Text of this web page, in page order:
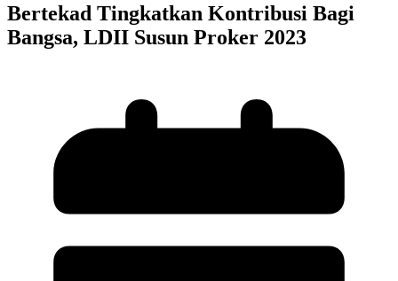
Bertekad Tingkatkan Kontribusi Bagi
Bangsa, LDII Susun Proker 2023